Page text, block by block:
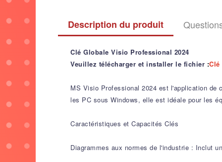
Description du produit
Clé Globale Visio Professional 2024
Veuillez télécharger et installer le fichier :Clé
MS Visio Professional 2024 est l'application de
les PC sous Windows, elle est idéale pour les
Caractéristiques et Capacités Clés
Diagrammes aux normes de l'industrie : Inclut